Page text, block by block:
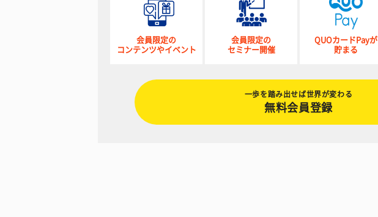
会員限定の
コンテンツやイベント
会員限定の
セミナー開催
QUOカードPayが
貯まる
一歩を踏み出せば世界が変わる
無料会員登録